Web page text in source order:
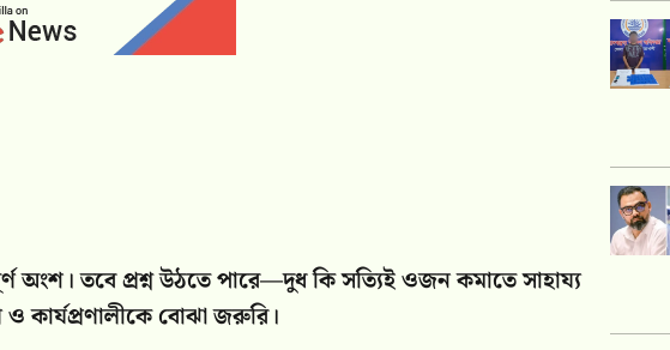
অংশ। তবে প্রশ্ন উঠতে পারে—দুধ কি সত্যিই ওজন কমাতে সাহায্য
কার্যপ্রণালীকে বোঝা জরুরি।